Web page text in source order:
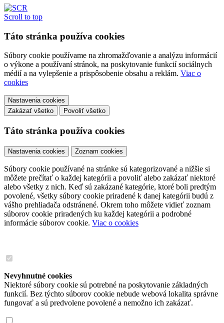
Scroll to top
Táto stránka používa cookies
Súbory cookie používame na zhromažďovanie a analýzu informácií
o výkone a používaní stránok, na poskytovanie funkcií sociálnych
médií a na vylepšenie a prispôsobenie obsahu a reklám. Viac o
cookies
Nastavenia cookies
Zakázať všetko
Povoliť všetko
Táto stránka používa cookies
Nastavenia cookies Zoznam cookies
Súbory cookie používané na stránke sú kategorizované a nižšie si
môžete prečítať o každej kategórii a povoliť alebo zakázať niektoré
alebo všetky z nich. Keď sú zakázané kategórie, ktoré boli predtým
povolené, všetky súbory cookie priradené k danej kategórii budú z
vášho prehliadača odstránené. Okrem toho môžete vidieť zoznam
súborov cookie priradených ku každej kategórii a podrobné
informácie súborov cookie. Viac o cookies
Nevyhnutné cookies
Niektoré súbory cookie sú potrebné na poskytovanie základných
funkcií. Bez týchto súborov cookie nebude webová lokalita správne
fungovať a sú predvolene povolené a nemožno ich zakázať.